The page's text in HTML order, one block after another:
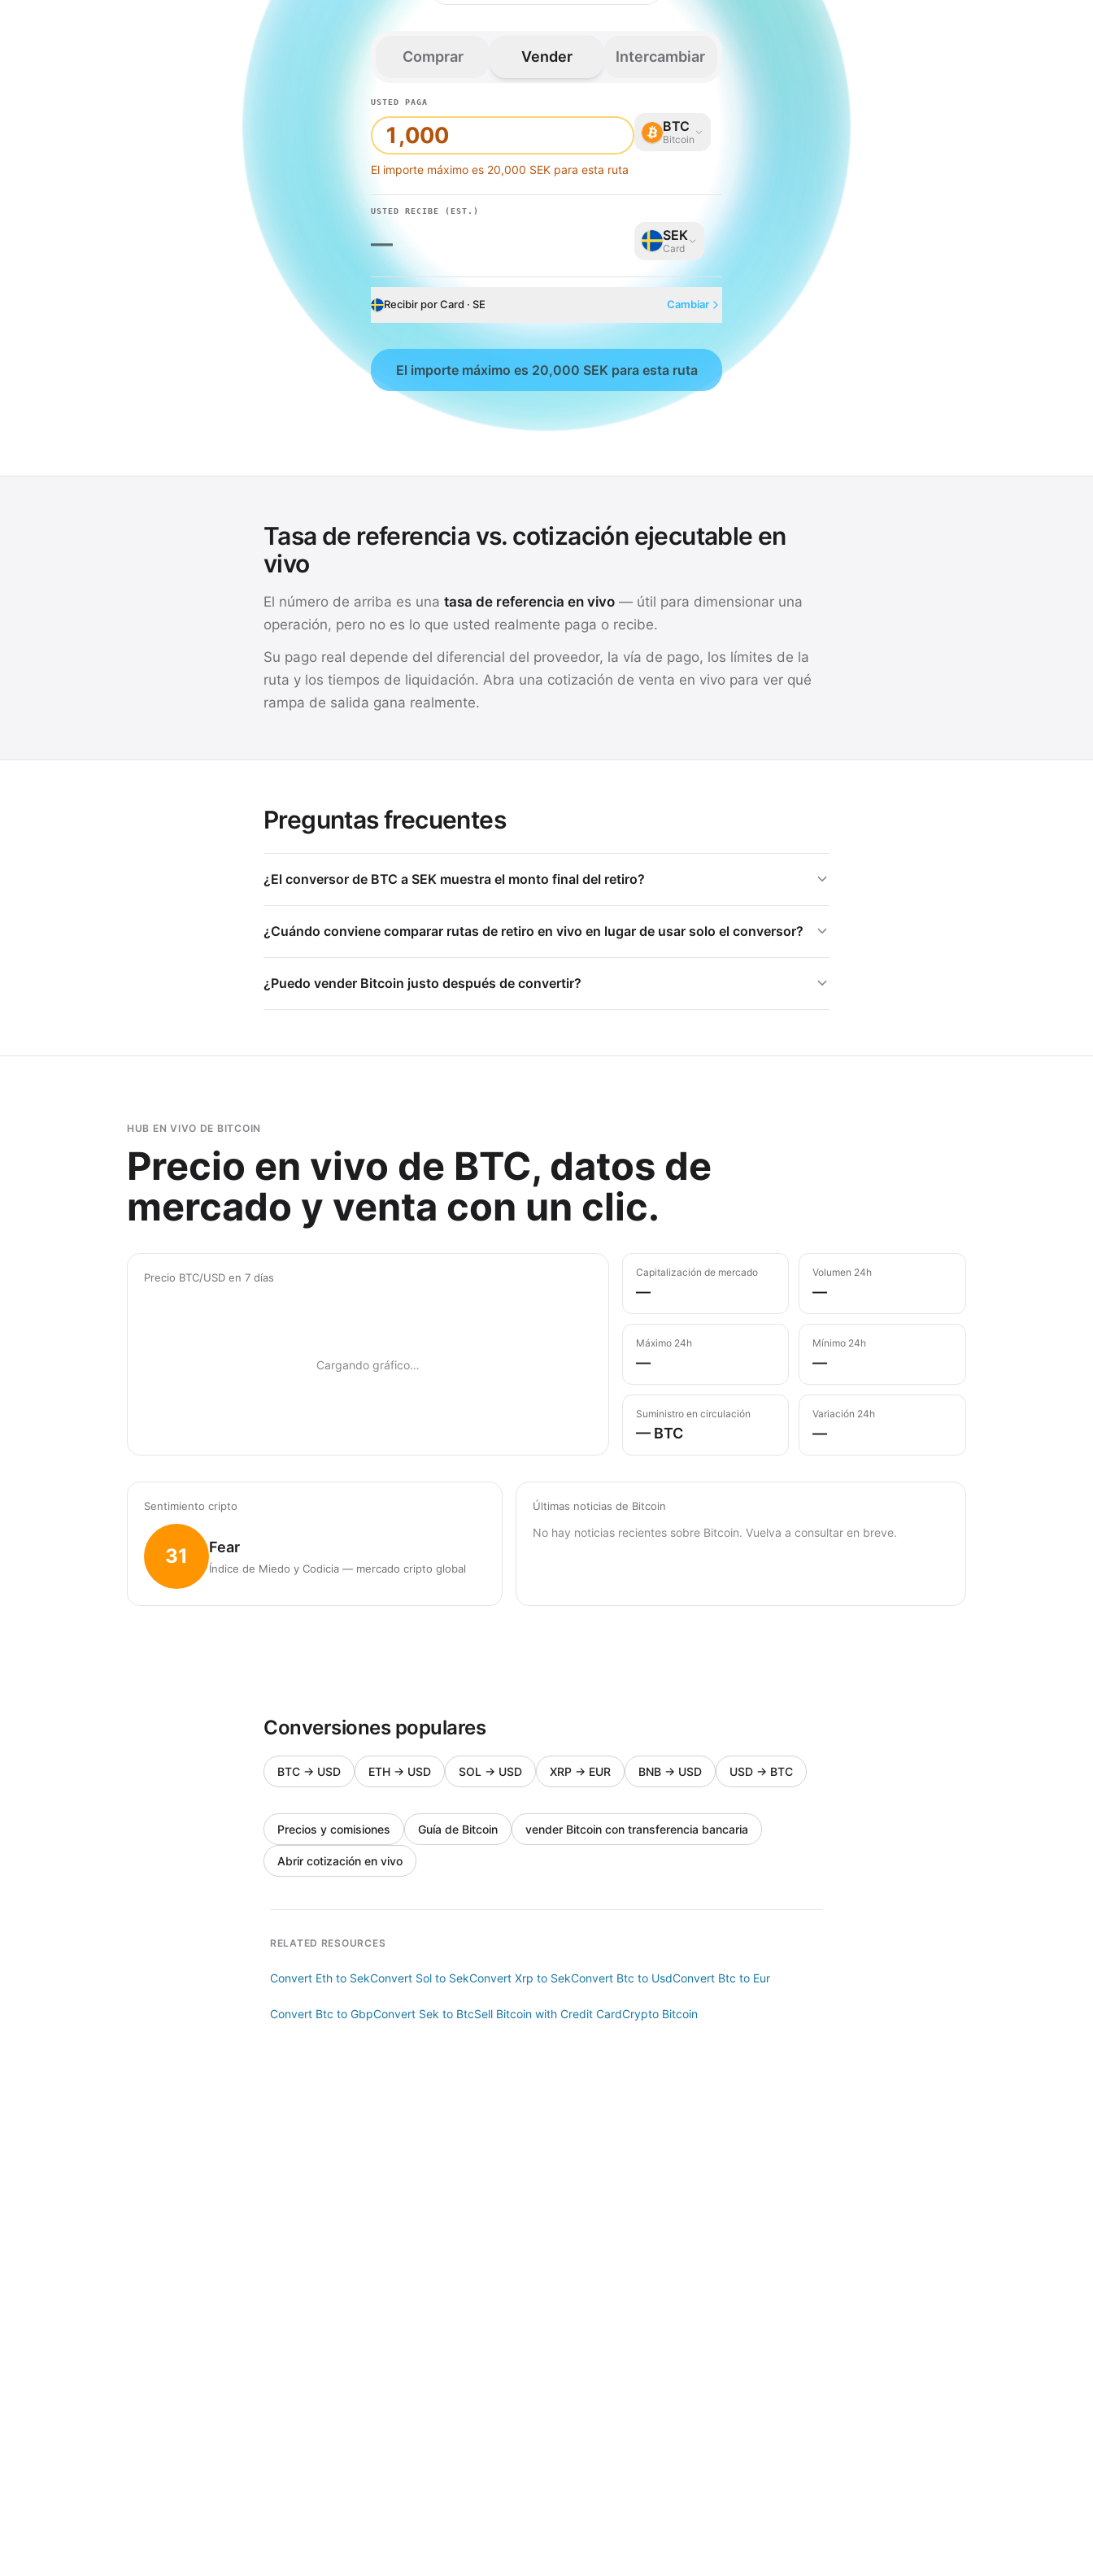
Comprar Vender Intercambiar
USTED PAGA
El importe máximo es 20,000 SEK para esta ruta
BTC
Bitcoin
USTED RECIBE (EST.)
— SEK
Card
Recibir por Card · SE Cambiar
El importe máximo es 20,000 SEK para esta ruta
Tasa de referencia vs. cotización ejecutable en
vivo
El número de arriba es una tasa de referencia en vivo — útil para dimensionar una
operación, pero no es lo que usted realmente paga o recibe.
Su pago real depende del diferencial del proveedor, la vía de pago, los límites de la
ruta y los tiempos de liquidación. Abra una cotización de venta en vivo para ver qué
rampa de salida gana realmente.
Preguntas frecuentes
¿El conversor de BTC a SEK muestra el monto final del retiro?
¿Cuándo conviene comparar rutas de retiro en vivo en lugar de usar solo el conversor?
¿Puedo vender Bitcoin justo después de convertir?
HUB EN VIVO DE BITCOIN
Precio en vivo de BTC, datos de
mercado y venta con un clic.
Precio BTC/USD en 7 días
Cargando gráfico…
Capitalización de mercado
—
Volumen 24h
—
Máximo 24h
—
Mínimo 24h
—
Suministro en circulación
— BTC
Variación 24h
—
Sentimiento cripto
31 Fear
Índice de Miedo y Codicia — mercado cripto global
Últimas noticias de Bitcoin
No hay noticias recientes sobre Bitcoin. Vuelva a consultar en breve.
Conversiones populares
BTC → USD ETH → USD SOL → USD XRP → EUR BNB → USD USD → BTC
Precios y comisiones Guía de Bitcoin vender Bitcoin con transferencia bancaria
Abrir cotización en vivo
RELATED RESOURCES
Convert Eth to SekConvert Sol to SekConvert Xrp to SekConvert Btc to UsdConvert Btc to Eur
Convert Btc to GbpConvert Sek to BtcSell Bitcoin with Credit CardCrypto Bitcoin